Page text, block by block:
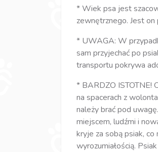
* Wiek psa jest
zewnętrznego. Jest
* UWAGA: W
sam przyjechać po
transportu pokrywa
* BARDZO ISTOTNE!
na spacerach z
należy brać pod
miejscem, ludźmi i
kryje za sobą psiak,
wyrozumiałością.